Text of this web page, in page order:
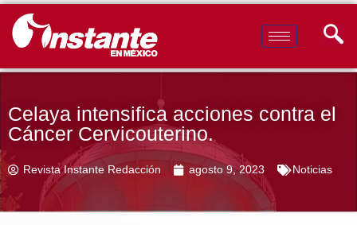
Celaya intensifica acciones contra el
Cáncer Cervicouterino.
Revista Instante Redacción agosto 9, 2023 Noticias